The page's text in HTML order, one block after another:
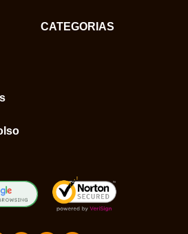
CATEGORIAS